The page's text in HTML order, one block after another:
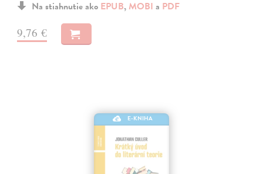
Na stiahnutie ako EPUB, MOBI a PDF
9,76 €
E-KNIHA